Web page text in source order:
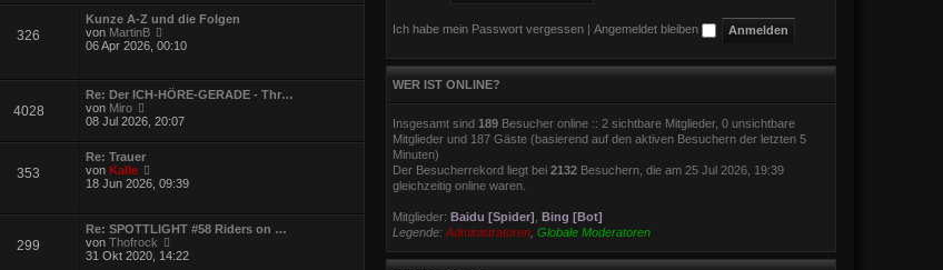
s
t
e
r
e
i
r
g
326
Kunze A-Z und die Folgen
von MartinB
e
s
t
r
t
r
g
06 Apr 2026, 00:10
4028
Re: Der ICH-HÖRE-GERADE - Thr…
von Miro
e
e
t
e
B
e
i
t
08 Jul 2026, 20:07
353
Re: Trauer
vonKalle
e
s
t
e
r
18 Jun 2026, 09:39
299
Re: SPOTTLIGHT #58 Riders on …
vonThofrock
e
31 Okt 2020, 14:22
Ich habe mein Passwort vergessen Angemeldet bleiben
WER IST ONLINE?
Insgesamt sind 189Besucher online :: 2 sichtbare Mitglieder, 0 unsichtbare
Mitglieder und 187 Gäste (basierend auf den aktiven Besuchern der letzten 5
Minuten)
Der Besucherrekord liegt bei 2132Besuchern, die am 25 Jul 2026, 19:39
gleichzeitig online waren.
Mitglieder: Baidu [Spider] Bing [Bot]
Legende: Administratoren, Globale Moderatoren